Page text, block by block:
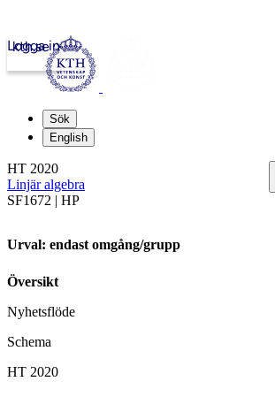
kth.se
Logga in
Sök
English
HT 2020
Linjär algebra
SF1672 | HP
Urval: endast omgång/grupp
Översikt
Nyhetsflöde
Schema
HT 2020